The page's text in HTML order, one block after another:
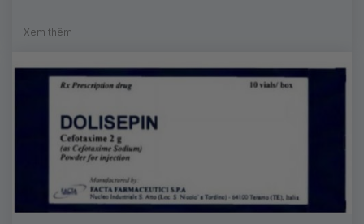
Xem thêm